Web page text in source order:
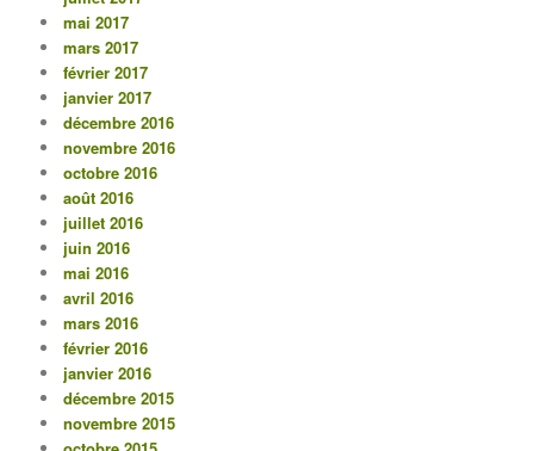
mai 2017
mars 2017
février 2017
janvier 2017
décembre 2016
novembre 2016
octobre 2016
août 2016
juillet 2016
juin 2016
mai 2016
avril 2016
mars 2016
février 2016
janvier 2016
décembre 2015
novembre 2015